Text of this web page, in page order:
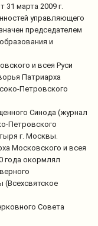
31 марта 2009 г.
управляющего
председателем
и
и всея Руси
Патриарха
Петровского
Синода (журнал
Петровского
г. Москвы.
Московского и всея
года окормлял
(Всехсвятское
Совета